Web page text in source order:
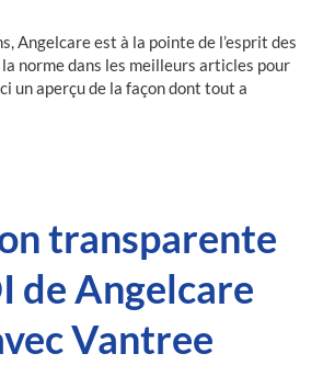
Angelcare est à la pointe de l’esprit des
norme dans les meilleurs articles pour
un aperçu de la façon dont tout a
transparente
de Angelcare
Vantree